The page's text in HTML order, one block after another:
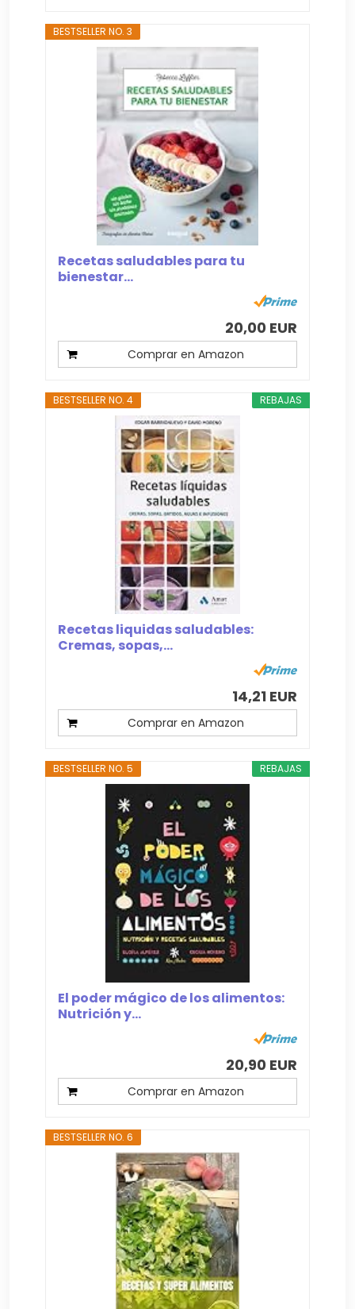
BESTSELLER NO. 3
Recetas saludables para tu
bienestar...
20,00 EUR
Comprar en Amazon
REBAJAS
BESTSELLER NO. 4
Recetas liquidas saludables:
Cremas, sopas,...
14,21 EUR
Comprar en Amazon
REBAJAS
BESTSELLER NO. 5
El poder mágico de los alimentos:
Nutrición y...
20,90 EUR
Comprar en Amazon
BESTSELLER NO. 6